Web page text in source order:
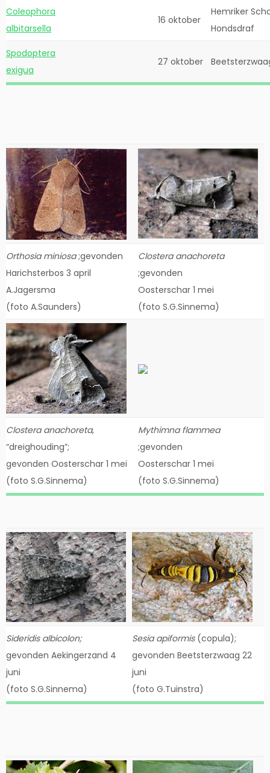
Coleophora
albitarsella
16 oktober
Hemriker
Hondsdraf
Spodoptera
exigua
27 oktober
Orthosia miniosa;gevonden
Harichsterbos 3 april
A.Jagersma
(foto A.Saunders)
Clostera anachoreta
;gevonden
Oosterschar 1 mei
(foto S.G.Sinnema)
Clostera anachoreta,
“dreighouding”;
gevonden Oosterschar 1 mei
(foto S.G.Sinnema)
Mythimna flammea
;gevonden
Oosterschar 1 mei
(foto S.G.Sinnema)
Sideridis albicolon;
gevonden Aekingerzand 4
juni
(foto S.G.Sinnema)
Sesia apiformis (copula);
gevonden Beetsterzwaag 22
juni
(foto G.Tuinstra)